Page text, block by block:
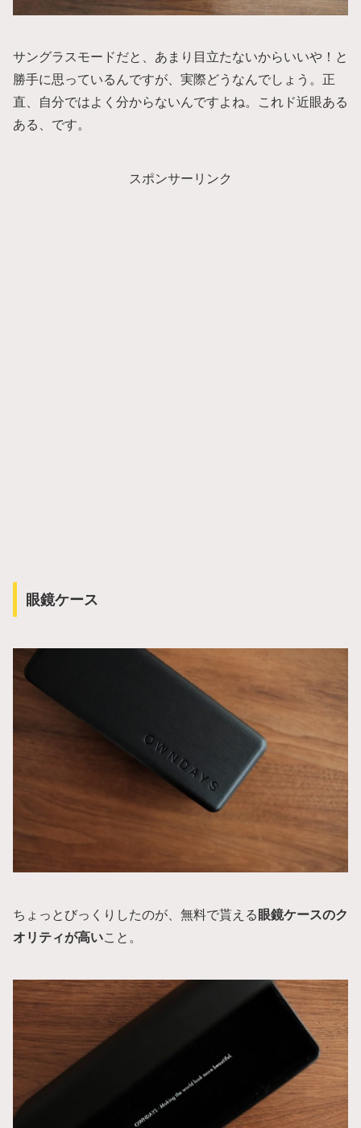
サングラスモードだと、あまり目立たないからいいや！と
勝手に思っているんですが、実際どうなんでしょう。正
直、自分ではよく分からないんですよね。これド近眼ある
ある、です。
スポンサーリンク
眼鏡ケース
ちょっとびっくりしたのが、無料で貰える 眼鏡ケースのク
オリティが高いこと。